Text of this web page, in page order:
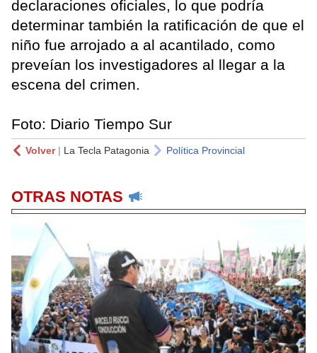
declaraciones oficiales, lo que podría
determinar también la ratificación de que el
niño fue arrojado a al acantilado, como
preveían los investigadores al llegar a la
escena del crimen.
Foto: Diario Tiempo Sur
Volver| La Tecla Patagonia Política Provincial
OTRAS NOTAS